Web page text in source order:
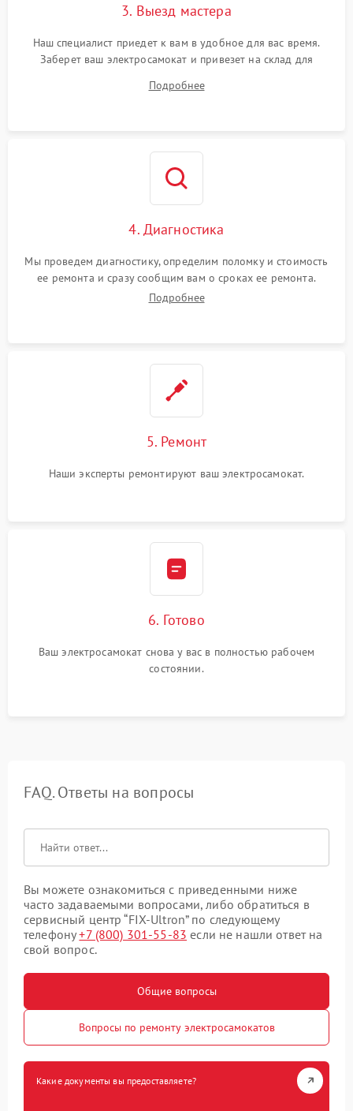
3. Выезд мастера
Наш специалист приедет к вам в удобное для вас время.
Заберет ваш электросамокат и привезет на склад для
Подробнее
4. Диагностика
Мы проведем диагностику, определим поломку и стоимость
ее ремонта и сразу сообщим вам о сроках ее ремонта.
Подробнее
5. Ремонт
Наши эксперты ремонтируют ваш электросамокат.
6. Готово
Ваш электросамокат снова у вас в полностью рабочем
состоянии.
FAQ. Ответы на вопросы
Вы можете ознакомиться с приведенными ниже
часто задаваемыми вопросами, либо обратиться в
сервисный центр “FIX-Ultron” по следующему
телефону+7 (800) 301-55-83 если не нашли ответ на
свой вопрос.
Общие вопросы
Вопросы по ремонту электросамокатов
Какие документы вы предоставляете?